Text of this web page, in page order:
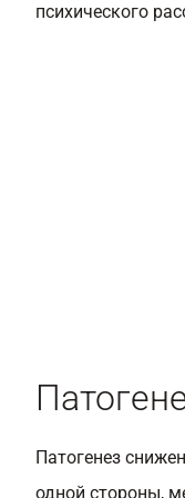
психического
Патогенез
одной стороны,